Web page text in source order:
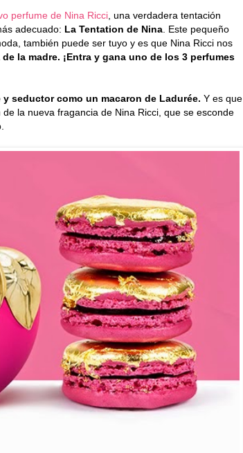
perfume de Nina Ricci , una verdadera tentación
adecuado: La Tentation de Nina . Este pequeño
también puede ser tuyo y es que Nina Ricci nos
la madre. ¡Entra y gana uno de los 3 perfumes
seductor como un macaron de Ladurée. Y es que
la nueva fragancia de Nina Ricci, que se esconde